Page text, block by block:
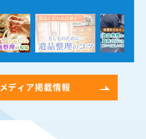
メディア掲載情報